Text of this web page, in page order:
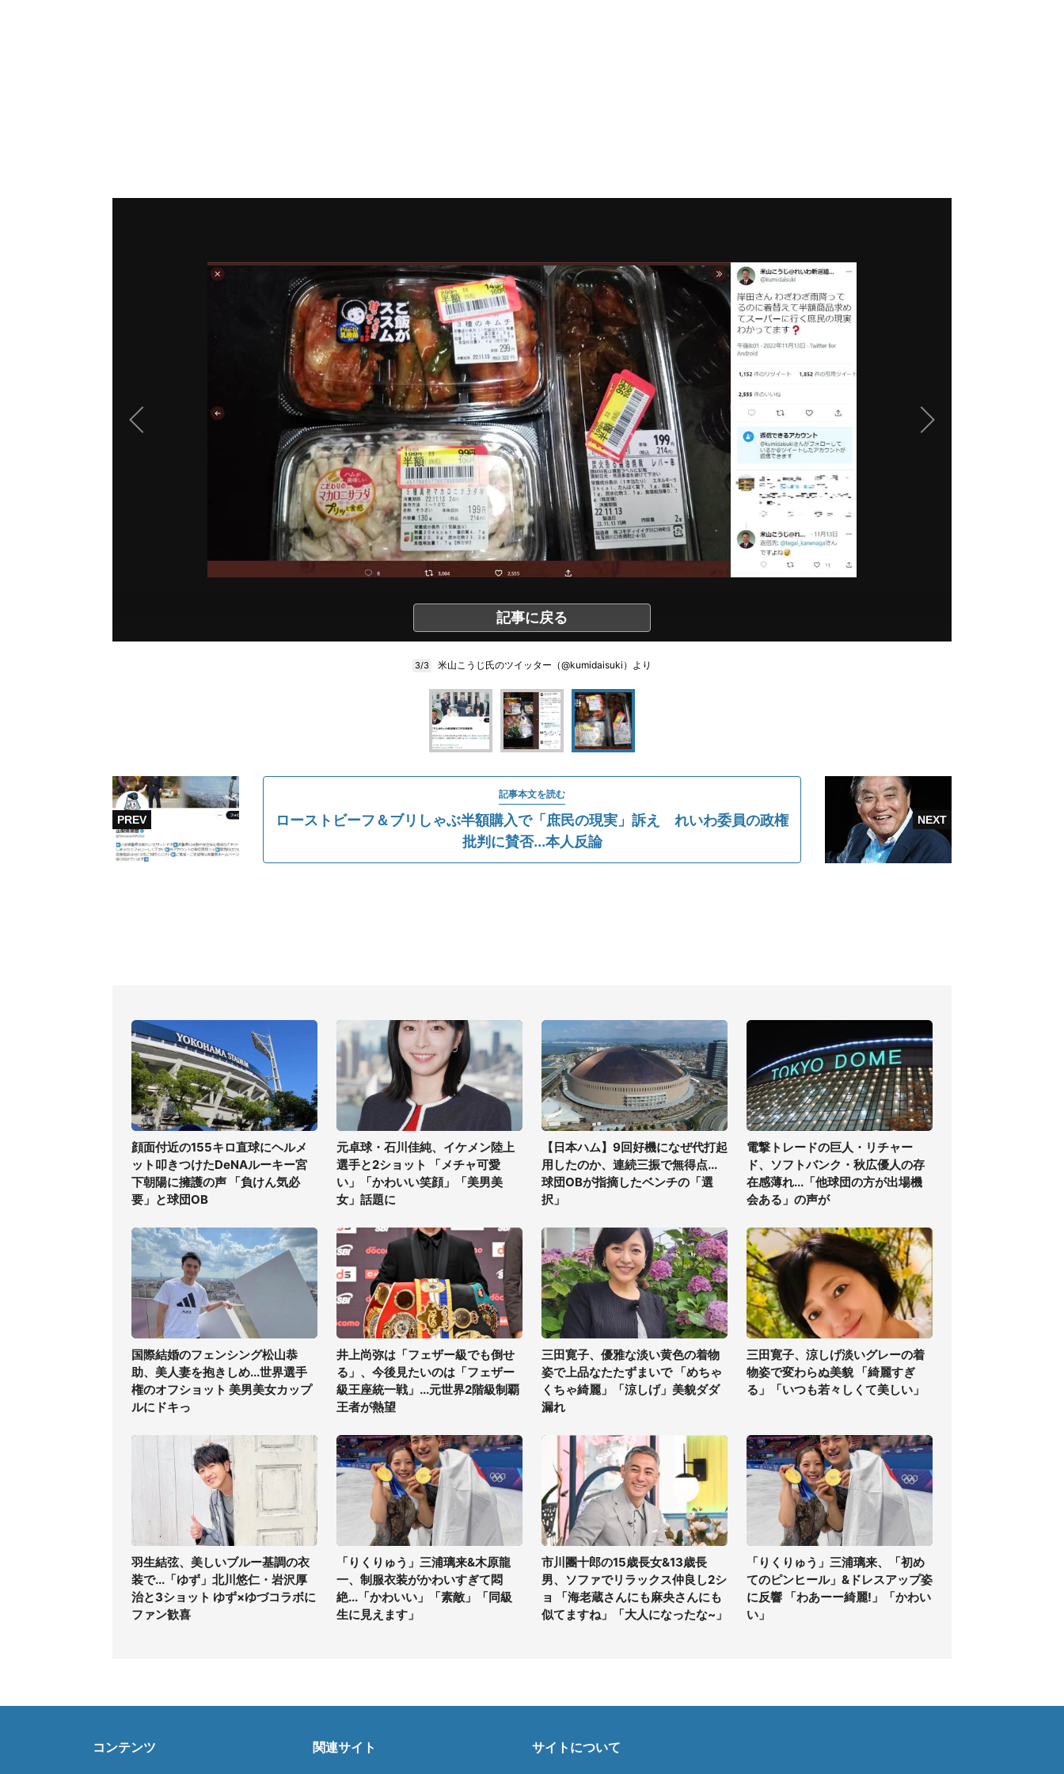
記事に戻る
3/3 米山こうじ氏のツイッター（@kumidaisuki）より
記事本文を読む
ローストビーフ＆ブリしゃぶ半額購入で「庶民の現実」訴え れいわ委員の政権
批判に賛否...本人反論
顔面付近の155キロ直球にヘルメ
ット叩きつけたDeNAルーキー宮
下朝陽に擁護の声 「負けん気必
要」と球団OB
元卓球・石川佳純、イケメン陸上
選手と2ショット 「メチャ可愛
い」「かわいい笑顔」「美男美
女」話題に
【日本ハム】9回好機になぜ代打起
用したのか、連続三振で無得点...
球団OBが指摘したベンチの「選
択」
電撃トレードの巨人・リチャー
ド、ソフトバンク・秋広優人の存
在感薄れ...「他球団の方が出場機
会ある」の声が
国際結婚のフェンシング松山恭
助、美人妻を抱きしめ...世界選手
権のオフショット 美男美女カップ
ルにドキっ
井上尚弥は「フェザー級でも倒せ
る」、今後見たいのは「フェザー
級王座統一戦」...元世界2階級制覇
王者が熱望
三田寛子、優雅な淡い黄色の着物
姿で上品なたたずまいで 「めちゃ
くちゃ綺麗」「涼しげ」美貌ダダ
漏れ
三田寛子、涼しげ淡いグレーの着
物姿で変わらぬ美貌 「綺麗すぎ
る」「いつも若々しくて美しい」
羽生結弦、美しいブルー基調の衣
装で...「ゆず」北川悠仁・岩沢厚
治と3ショット ゆず×ゆづコラボに
ファン歓喜
「りくりゅう」三浦璃来&木原龍
一、制服衣装がかわいすぎて悶
絶...「かわいい」「素敵」「同級
生に見えます」
市川團十郎の15歳長女&13歳長
男、ソファでリラックス仲良し2シ
ョ 「海老蔵さんにも麻央さんにも
似てますね」「大人になったな~」
「りくりゅう」三浦璃来、「初め
てのピンヒール」&ドレスアップ姿
に反響 「わあーー綺麗!」「かわい
い」
コンテンツ 関連サイト サイトについて